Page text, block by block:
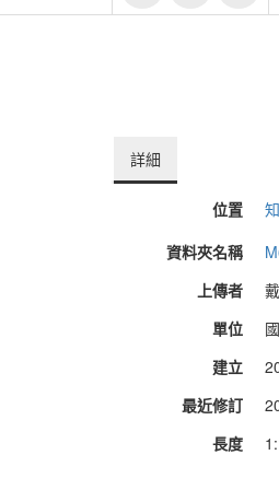
詳細
位置
資料夾名稱
上傳者
單位
建立
最近修訂
長度